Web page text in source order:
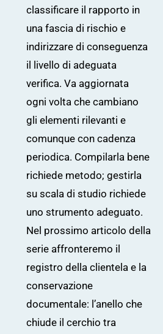
classificare il rapporto in
una fascia di rischio e
indirizzare di conseguenza
il livello di adeguata
verifica. Va aggiornata
ogni volta che cambiano
gli elementi rilevanti e
comunque con cadenza
periodica. Compilarla bene
richiede metodo; gestirla
su scala di studio richiede
uno strumento adeguato.
Nel prossimo articolo della
serie affronteremo il
registro della clientela e la
conservazione
documentale: l’anello che
chiude il cerchio tra